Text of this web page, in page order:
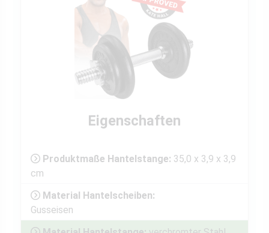
Eigenschaften
Produktmaße Hantelstange: 35,0 x 3,9 x 3,9
cm
Material Hantelscheiben:
Gusseisen